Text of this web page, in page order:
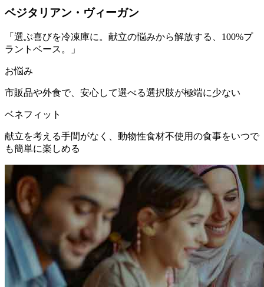
ベジタリアン・ヴィーガン
「 選ぶ喜びを冷凍庫に。献立の悩みから解放する、100%プ
ラントベース。
」
お悩み
市販品や外食で、安心して選べる選択肢が極端に少ない
ベネフィット
献立を考える手間がなく、動物性食材不使用の食事をいつで
も簡単に楽しめる